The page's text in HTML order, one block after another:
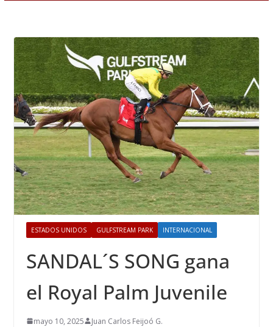
ESTADOS UNIDOS GULFSTREAM PARK INTERNACIONAL
SANDAL´S SONG gana
el Royal Palm Juvenile
mayo 10, 2025 Juan Carlos Feijoó G.